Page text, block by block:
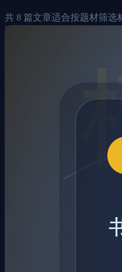
共 8 篇文章适合按题材筛选